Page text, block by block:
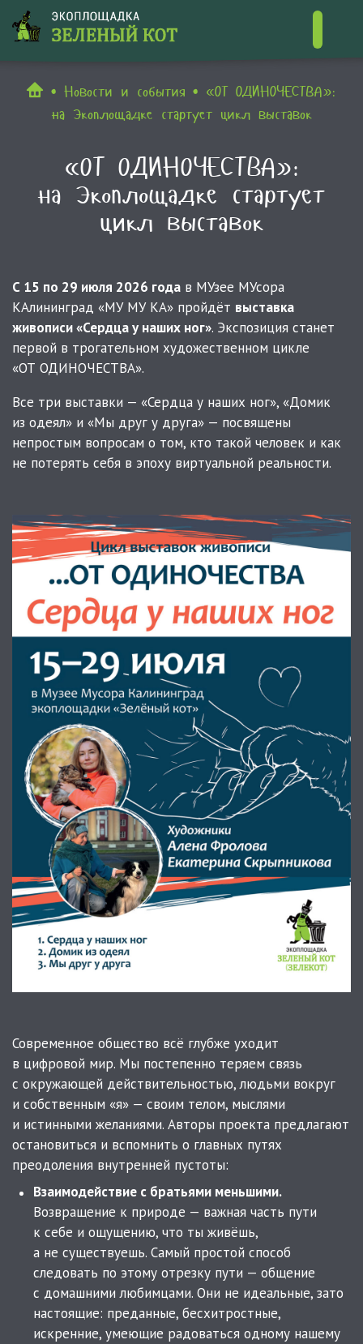
Контакты
Новости и события
«ОТ ОДИНОЧЕСТВА»:
на Экоплощадке стартует цикл выставок
«ОТ ОДИНОЧЕСТВА»:
на Экоплощадке стартует
цикл выставок
С 15 по 29 июля 2026 года в МУзее МУсора
КАлининград «МУ МУ КА» пройдёт выставка
живописи «Сердца у наших ног». Экспозиция станет
первой в трогательном художественном цикле
«ОТ ОДИНОЧЕСТВА».
Все три выставки — «Сердца у наших ног», «Домик
из одеял» и «Мы друг у друга» — посвящены
непростым вопросам о том, кто такой человек и как
не потерять себя в эпоху виртуальной реальности.
Современное общество всё глубже уходит
в цифровой мир. Мы постепенно теряем связь
с окружающей действительностью, людьми вокруг
и собственным «я» — своим телом, мыслями
и истинными желаниями. Авторы проекта предлагают
остановиться и вспомнить о главных путях
преодоления внутренней пустоты:
Взаимодействие с братьями меньшими.
Возвращение к природе — важная часть пути
к себе и ощущению, что ты живёшь,
а не существуешь. Самый простой способ
следовать по этому отрезку пути — общение
с домашними любимцами. Они не идеальные, зато
настоящие: преданные, бесхитростные,
искренние, умеющие радоваться одному нашему